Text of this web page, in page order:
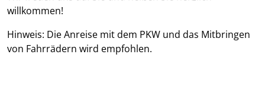
willkommen!
Hinweis: Die Anreise mit dem PKW und das Mitbringen
von Fahrrädern wird empfohlen.